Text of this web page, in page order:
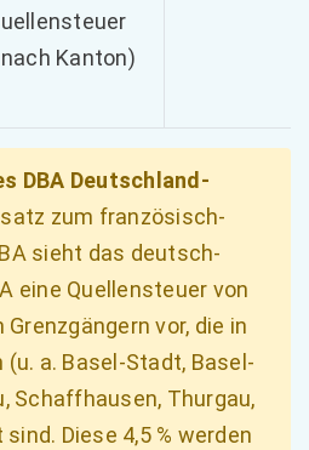
Kanton)
DBA Deutschland-
zum französisch-
sieht das deutsch-
eine Quellensteuer von
Grenzgängern vor, die in
(u. a. Basel-Stadt, Basel-
Schaffhausen, Thurgau,
Diese 4,5 % werden